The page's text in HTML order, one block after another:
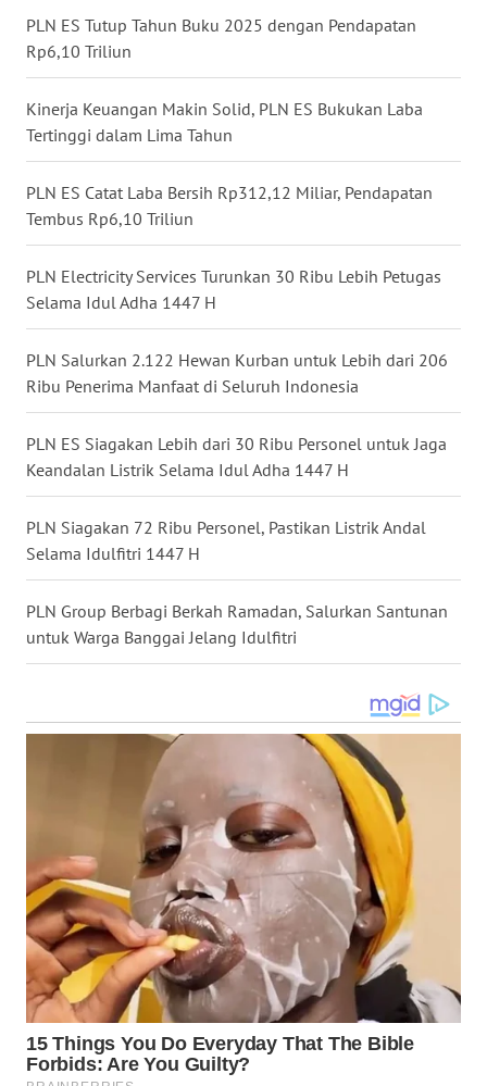
PLN ES Tutup Tahun Buku 2025 dengan Pendapatan
Rp6,10 Triliun
Kinerja Keuangan Makin Solid, PLN ES Bukukan Laba
Tertinggi dalam Lima Tahun
PLN ES Catat Laba Bersih Rp312,12 Miliar, Pendapatan
Tembus Rp6,10 Triliun
PLN Electricity Services Turunkan 30 Ribu Lebih Petugas
Selama Idul Adha 1447 H
PLN Salurkan 2.122 Hewan Kurban untuk Lebih dari 206
Ribu Penerima Manfaat di Seluruh Indonesia
PLN ES Siagakan Lebih dari 30 Ribu Personel untuk Jaga
Keandalan Listrik Selama Idul Adha 1447 H
PLN Siagakan 72 Ribu Personel, Pastikan Listrik Andal
Selama Idulfitri 1447 H
PLN Group Berbagi Berkah Ramadan, Salurkan Santunan
untuk Warga Banggai Jelang Idulfitri
WN
NUSANTARA
WN
WN
WN
BALI
WN
KALBAR
WN
KALTENG
WN
KALTARA
WN
KALSEL
KALTIM
WN
GORONTALO
WN
SULUT
WN
MALUKU